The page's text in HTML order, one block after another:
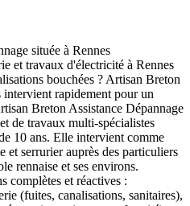
située à Rennes
et travaux d'électricité à Rennes
bouchées ? Artisan Breton
intervient rapidement pour un
Breton Assistance Dépannage
de travaux multi-spécialistes
10 ans. Elle intervient comme
et serrurier auprès des particuliers
rennaise et ses environs.
complètes et réactives :
(fuites, canalisations, sanitaires),